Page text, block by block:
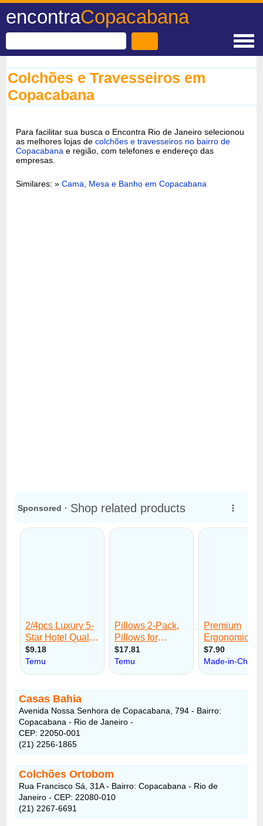
encontraCopacabana
Colchões e Travesseiros em
Copacabana
Para facilitar sua busca o Encontra Rio de Janeiro selecionou
as melhores lojas decolchões e travesseiros no bairro de
Copacabana e região, com telefones e endereço das
empresas.
Similares: »Cama, Mesa e Banho em Copacabana
Casas Bahia
Avenida Nossa Senhora de Copacabana, 794 - Bairro:
Copacabana - Rio de Janeiro -
CEP: 22050-001
(21) 2256-1865
Colchões Ortobom
Rua Francisco Sá, 31A - Bairro: Copacabana - Rio de
Janeiro - CEP: 22080-010
(21) 2267-6691